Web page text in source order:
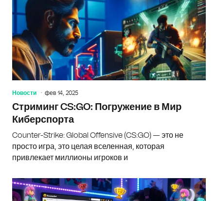
Новости фев 14, 2025
Стриминг CS:GO: Погружение в Мир
Киберспорта
Counter-Strike: Global Offensive (CS:GO) — это не
просто игра, это целая вселенная, которая
привлекает миллионы игроков и